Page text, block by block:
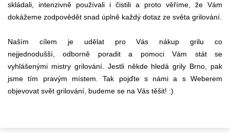
skládali, intenzivně používali i čistili a proto věříme, že Vám
dokážeme zodpovědět snad úplně každý dotaz ze světa grilování.
Naším cílem je udělat pro Vás nákup grilu co
nejjednodušší, odborně poradit a pomoci Vám stát se
vyhlášenými mistry grilování. Jestli někde hledá grily Brno, pak
jsme tím pravým místem. Tak pojďte s námi a s Weberem
objevovat svět grilování, budeme se na Vás těšit! :)